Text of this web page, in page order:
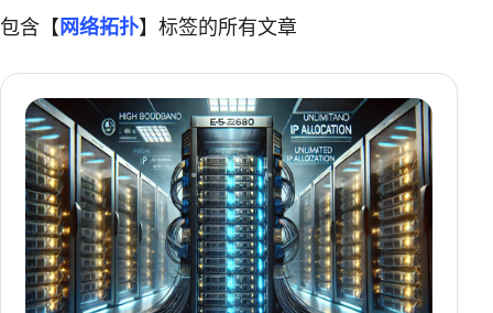
包含【 网络拓扑】标签的所有文章